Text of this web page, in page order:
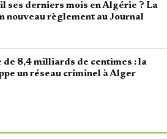
ses derniers mois en Algérie ? La
nouveau règlement au Journal
de 8,4 milliards de centimes : la
un réseau criminel à Alger